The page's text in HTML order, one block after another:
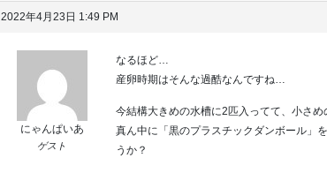
2022年4月23日 1:49 PM
にゃんぱいあ
ゲスト
なるほど…
産卵時期はそんな過酷なんですね…
今結構大きめの水槽に2匹入ってて、小さ
真ん中に「黒のプラスチックダンボール」
うか？